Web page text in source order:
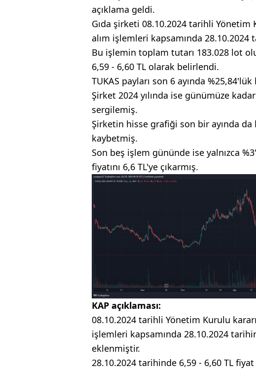
açıklama geldi.
Gıda şirketi 08.10.2024 tarihli Yönetim
alım işlemleri kapsamında 28.10.2024
Bu işlemin toplam tutarı 183.028 lot
6,59 - 6,60 TL olarak belirlendi.
TUKAS payları son 6 ayında
Şirket 2024 yılında ise günümüze
sergilemiş.
Şirketin hisse grafiği son bir ayında da
kaybetmiş.
Son beş işlem gününde ise yalnızca
fiyatını 6,6 TL'ye çıkarmış.
KAP açıklaması:
08.10.2024 tarihli Yönetim Kurulu
işlemleri kapsamında 28.10.2024
eklenmiştir.
28.10.2024 tarihinde 6,59 - 6,60 TL